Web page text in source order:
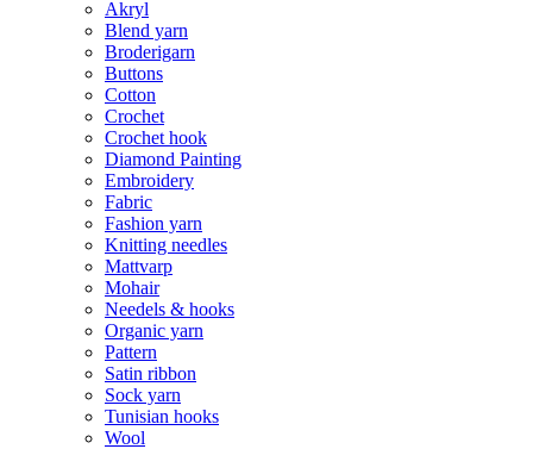
Akryl
Blend yarn
Broderigarn
Buttons
Cotton
Crochet
Crochet hook
Diamond Painting
Embroidery
Fabric
Fashion yarn
Knitting needles
Mattvarp
Mohair
Needels & hooks
Organic yarn
Pattern
Satin ribbon
Sock yarn
Tunisian hooks
Wool